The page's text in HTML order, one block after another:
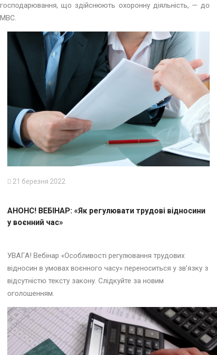
господарювання, що здійснюють охоронну діяльність, — до
МВС.
21 березня 2022
АНОНС! ВЕБІНАР: «Як регулювати трудові відносини
у воєнний час»
УВАГА! Вебінар «Особливості регулювання трудових
відносин в умовах воєнного часу» переноситься у зв’язку з
відсутністю тексту закону. Слідкуйте за новим
оголошенням.